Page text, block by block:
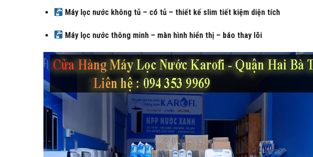
Máy lọc nước không tủ – có tủ – thiết kế slim tiết kiệm diện tích
Máy lọc nước thông minh – màn hình hiển thị – báo thay lõi